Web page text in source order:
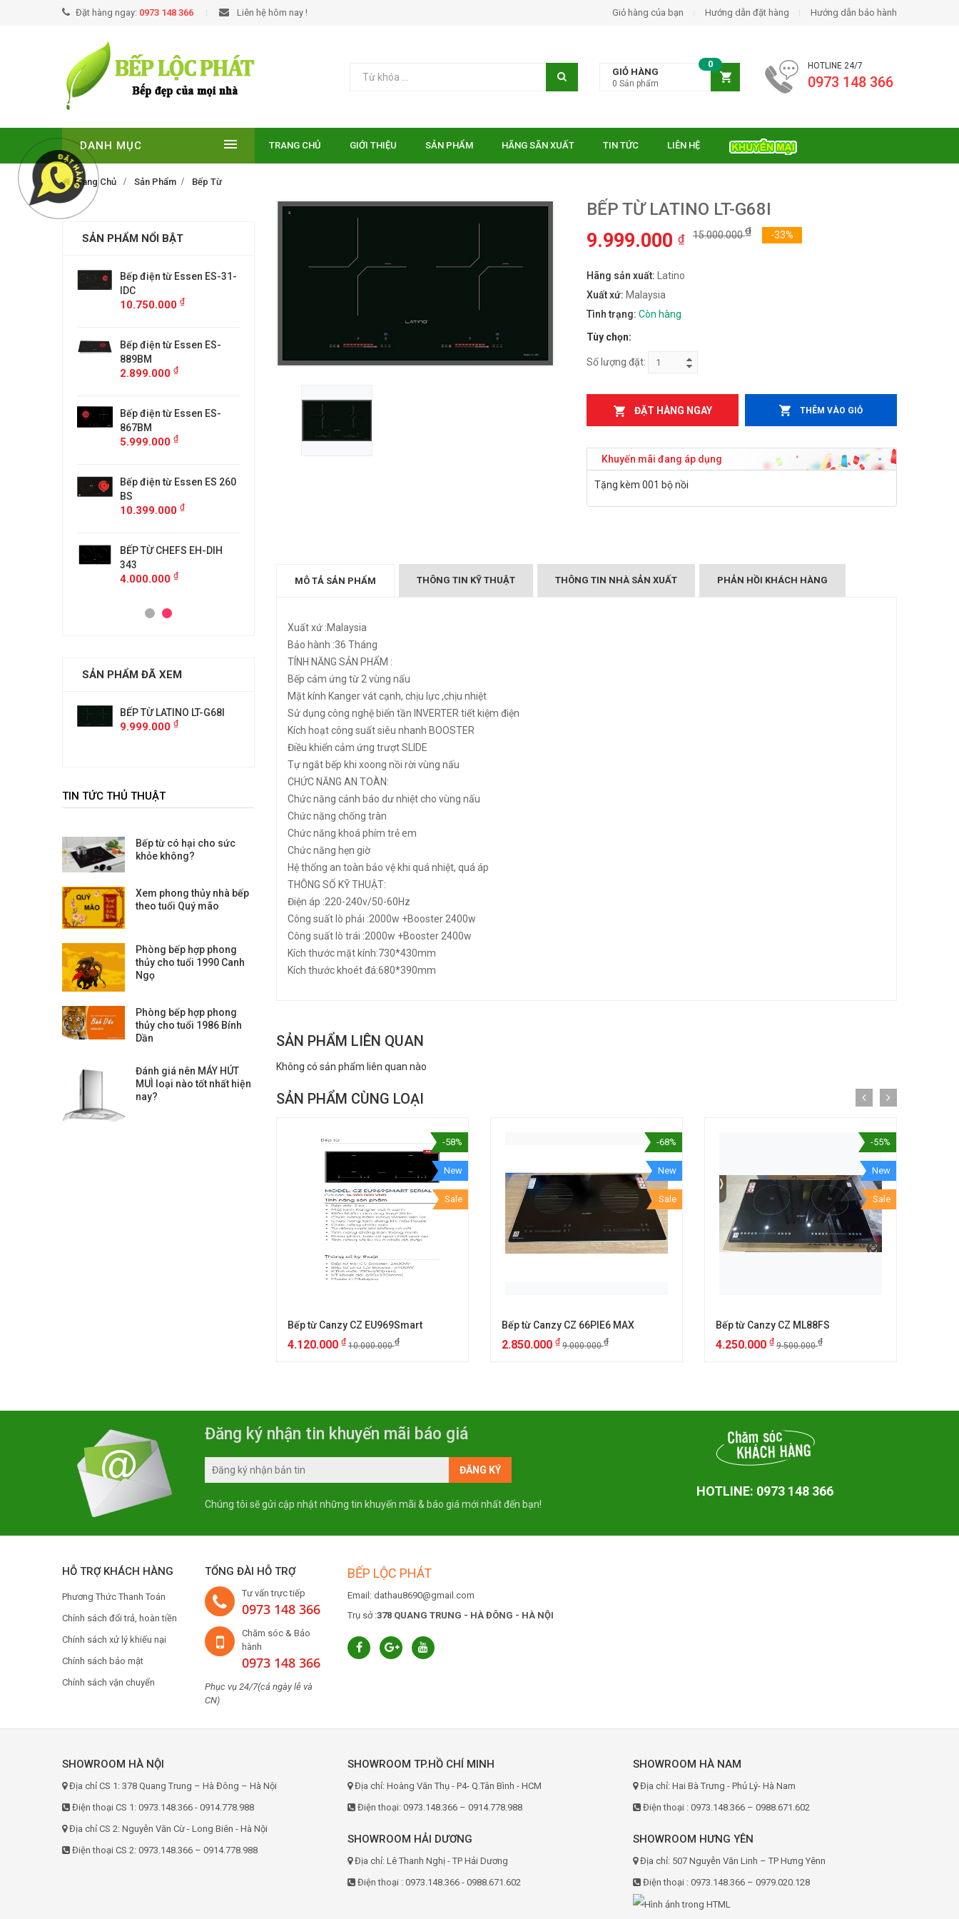
Đặt hàng ngay: 0973 148 366 Liên hệ hôm nay ! Giỏ hàng của bạn Hướng dẫn đặt hàng Hướng dẫn bảo hành
HOTLINE 24/7
0973 148 366
GIỎ HÀNG
0
0 Sản phẩm
DANH MỤC TRANG CHỦ GIỚI THIỆU SẢN PHẨM HÃNG SÃN XUẤT TIN TỨC LIÊN HỆ
Trang Chủ Sản Phẩm Bếp Từ
BẾP TỪ LATINO LT-G68I
9.999.000 ₫ 15.000.000₫ -33%
Hãng sản xuất:
Latino
Xuất xứ: Malaysia
Tình trạng: Còn hàng
Tùy chọn:
Số lượng đặt:
ĐẶT HÀNG NGAY THÊM VÀO GIỎ
Khuyến mãi đang áp dụng
Tặng kèm 001 bộ nồi
MÔ TẢ SẢN PHẨM THÔNG TIN KỸ THUẬT THÔNG TIN NHÀ SẢN XUẤT PHẢN HỒI KHÁCH HÀNG
Xuất xứ :Malaysia
Bảo hành :36 Tháng
TÍNH NĂNG SẢN PHẨM :
Bếp cảm ứng từ 2 vùng nấu
Mặt kính Kanger vát cạnh, chịu lực ,chịu nhiệt
Sử dụng công nghệ biến tần INVERTER tiết kiệm điện
Kích hoạt công suất siêu nhanh BOOSTER
Điều khiển cảm ứng trượt SLIDE
Tự ngắt bếp khi xoong nồi rời vùng nấu
CHỨC NĂNG AN TOÀN:
Chức năng cảnh báo dư nhiệt cho vùng nấu
Chức năng chống tràn
Chức năng khoá phím trẻ em
Chức năng hẹn giờ
Hệ thống an toàn bảo vệ khi quá nhiệt, quá áp
THÔNG SỐ KỸ THUẬT:
Điện áp :220-240v/50-60Hz
Công suất lò phải :2000w +Booster 2400w
Công suất lò trái :2000w +Booster 2400w
Kích thước mặt kính:730*430mm
Kích thước khoét đá:680*390mm
SẢN PHẨM LIÊN QUAN
Không có sản phẩm liên quan nào
SẢN PHẨM CÙNG LOẠI
-58%
New
Sale
Bếp từ Canzy CZ EU969Smart
4.120.000 ₫ 10.000.000₫
-68%
New
Sale
Bếp từ Canzy CZ 66PIE6 MAX
2.850.000 ₫ 9.000.000₫
-55%
New
Sale
Bếp từ Canzy CZ ML88FS
4.250.000 ₫ 9.500.000₫
SẢN PHẨM NỔI BẬT
Bếp điện từ Essen ES-31-
IDC
10.750.000 ₫
Bếp điện từ Essen ES-
889BM
2.899.000 ₫
Bếp điện từ Essen ES-
867BM
5.999.000 ₫
Bếp điện từ Essen ES 260
BS
10.399.000 ₫
BẾP TỪ CHEFS EH-DIH
343
4.000.000 ₫
BẾP TỪ EUROSUN EU-
Bếp điện từ Faster
FS218CIH
MÁY HÚT MÙI KÍNH CONG
KF-GB705/GB905
4.500.000₫
Bếp điện từ Essen ES-31-
Bếp điện từ Essen ES-
889BM
343
4.000.000 ₫
SẢN PHẨM ĐÃ XEM
BẾP TỪ LATINO LT-G68I
9.999.000 ₫
BẾP TỪ LATINO LT-G68I
9.999.000
BẾP TỪ LATINO LT-G68I
9.999.000
TIN TỨC THỦ THUẬT
Bếp từ có hại cho sức
khỏe không?
Xem phong thủy nhà bếp
theo tuổi Quý mão
Phòng bếp hợp phong
thủy cho tuổi 1990 Canh
Ngọ
Phòng bếp hợp phong
thủy cho tuổi 1986 Bính
Dần
Đánh giá nên MÁY HÚT
MUÌ loại nào tốt nhất hiện
nay?
Đăng ký nhận tin khuyến mãi báo giá
Chúng tôi sẽ gửi cập nhật những tin khuyến mãi & báo giá mới nhất đến bạn!
HOTLINE: 0973 148 366
HỖ TRỢ KHÁCH HÀNG
Phương Thức Thanh Toán
Chính sách đổi trả, hoàn tiền
Chính sách xử lý khiếu nại
Chính sách bảo mật
Chính sách vận chuyển
TỔNG ĐÀI HỖ TRỢ
Tư vấn trực tiếp
0973 148 366
Chăm sóc & Bảo
hành
0973 148 366
Phục vụ 24/7(cả ngày lễ và
CN)
BẾP LỘC PHÁT
Email: dathau8690@gmail.com
Trụ sở :378 QUANG TRUNG - HÀ ĐÔNG - HÀ NỘI
SHOWROOM HÀ NỘI
Địa chỉ CS 1: 378 Quang Trung – Hà Đông – Hà Nội
Điện thoại CS 1: 0973.148.366 - 0914.778.988
Địa chỉ CS 2: Nguyễn Văn Cừ - Long Biên - Hà Nội
Điện thoại CS 2: 0973.148.366 – 0914.778.988
SHOWROOM TP.HỒ CHÍ MINH
Địa chỉ: Hoàng Văn Thụ - P4- Q.Tân Bình - HCM
Điện thoại: 0973.148.366 – 0914.778.988
SHOWROOM HÀ NAM
Địa chỉ: Hai Bà Trưng - Phủ Lý- Hà Nam
Điện thoại : 0973.148.366 – 0988.671.602
SHOWROOM HẢI DƯƠNG
Địa chỉ: Lê Thanh Nghị - TP Hải Dương
Điện thoại : 0973.148.366 - 0988.671.602
SHOWROOM HƯNG YÊN
Địa chỉ: 507 Nguyễn Văn Linh – TP Hưng Yênn
Điện thoại : 0973.148.366 – 0979.020.128